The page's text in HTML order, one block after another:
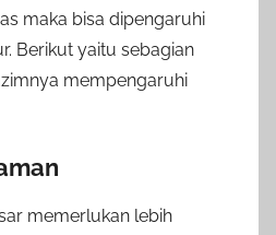
maka bisa dipengaruhi
Berikut yaitu sebagian
mempengaruhi
memerlukan lebih